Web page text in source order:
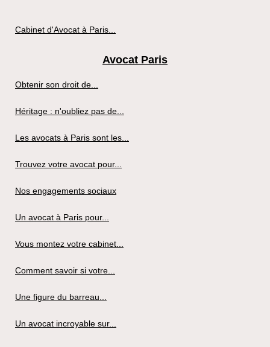
Cabinet d'Avocat à Paris...
Avocat Paris
Obtenir son droit de...
Héritage : n'oubliez pas de...
Les avocats à Paris sont les...
Trouvez votre avocat pour...
Nos engagements sociaux
Un avocat à Paris pour...
Vous montez votre cabinet...
Comment savoir si votre...
Une figure du barreau...
Un avocat incroyable sur...